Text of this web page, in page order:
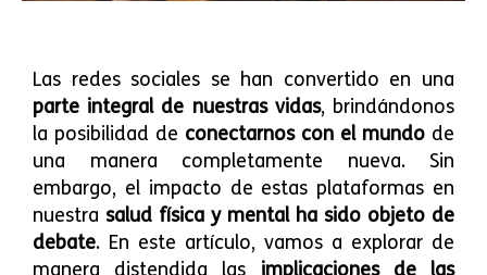
Las redes sociales se han convertido en una
parte integral de nuestras vidas, brindándonos
la posibilidad de conectarnos con el mundo de
una manera completamente nueva. Sin
embargo, el impacto de estas plataformas en
nuestra salud física y mental ha sido objeto de
debate. En este artículo, vamos a explorar de
manera distendida las implicaciones de las